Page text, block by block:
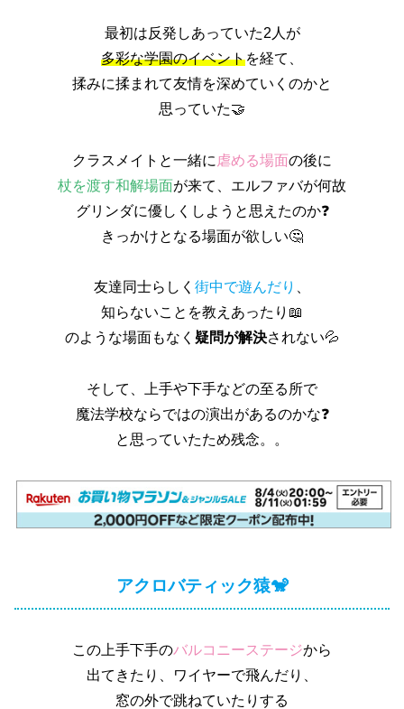
最初は反発しあっていた2人が
多彩な学園のイベントを経て、
揉みに揉まれて友情を深めていくのかと
思っていた🤝
クラスメイトと一緒に 虐める場面の後に
杖を渡す和解場面が来て、エルファバが何故
グリンダに優しくしようと思えたのか❓
きっかけとなる場面が欲しい‎🤔
友達同士らしく 街中で遊んだり
知らないことを教えあったり📖
のような場面もなく 疑問が解決されない💦
そして、上手や下手などの至る所で
魔法学校ならではの演出があるのかな❓
と思っていたため残念。。
アクロバティック猿🐒
この上手下手のバルコニーステージから
出てきたり、ワイヤーで飛んだり、
窓の外で跳ねていたりする